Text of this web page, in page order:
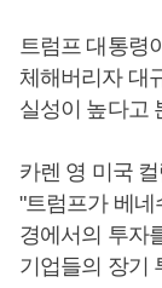
트럼프 대통령
체해버리자 대
실성이 높다고
카렌 영 미국
"트럼프가 베
경에서의 투자
기업들의 장기